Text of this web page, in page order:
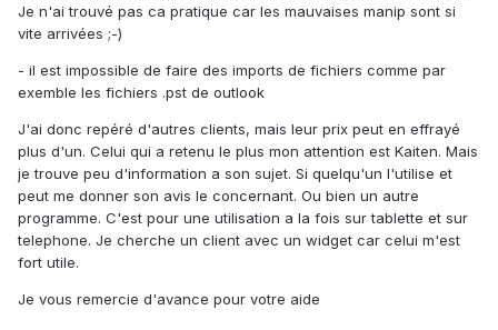
Je n'ai trouvé pas ca pratique car les mauvaises manip sont si
vite arrivées ;-)
- il est impossible de faire des imports de fichiers comme par
exemble les fichiers .pst de outlook
J'ai donc repéré d'autres clients, mais leur prix peut en effrayé
plus d'un. Celui qui a retenu le plus mon attention est Kaiten. Mais
je trouve peu d'information a son sujet. Si quelqu'un l'utilise et
peut me donner son avis le concernant. Ou bien un autre
programme. C'est pour une utilisation a la fois sur tablette et sur
telephone. Je cherche un client avec un widget car celui m'est
fort utile.
Je vous remercie d'avance pour votre aide